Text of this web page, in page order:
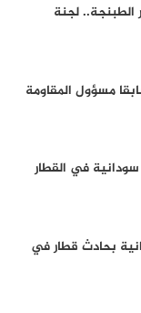
الطبنجة.. لجنة
مسؤول المقاومة
في القطار
بحادث قطار في